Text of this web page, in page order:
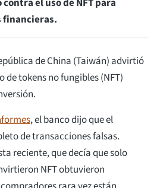
el uso de NFT para
financieras.
de China (Taiwán) advirtió
de tokens no fungibles (NFT)
, el banco dijo que el
de transacciones falsas.
reciente, que decía que solo
NFT obtuvieron